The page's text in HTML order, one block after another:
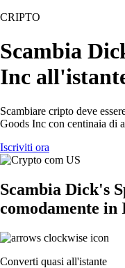
CRIPTO
Scambia
Inc
Scambiare cripto deve
Goods Inc con centinaia di
Iscriviti ora
Scambia Dick's
comodamente in
Converti quasi all'istante